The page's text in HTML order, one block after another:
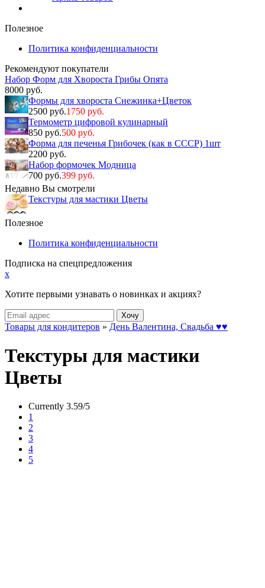
Полезное
Политика конфиденциальности
Рекомендуют покупатели
Набор Форм для Хвороста Грибы Опята
8000 руб.
Формы для хвороста Снежинка+Цветок
2500 руб.1750 руб.
Термометр цифровой кулинарный
850 руб.500 руб.
Форма для печенья Грибочек (как в СССР) 1шт
2200 руб.
Набор формочек Модница
700 руб.399 руб.
Недавно Вы смотрели
Текстуры для мастики Цветы
Полезное
Политика конфиденциальности
Подписка на спецпредложения
x
Хотите первыми узнавать о новинках и акциях?
Товары для кондитеров » День Валентина, Свадьба ♥♥
Текстуры для мастики
Цветы
Currently 3.59/5
1
2
3
4
5